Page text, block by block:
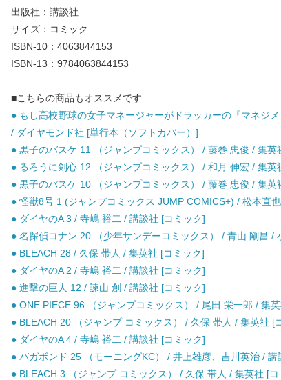
出版社：講談社
サイズ：コミック
ISBN-10：4063844153
ISBN-13：9784063844153
■こちらの商品もオススメです
● もし高校野球の女子マネージャーがドラッカーの『マネジ
/ ダイヤモンド社 [単行本（ソフトカバー）]
● 黒子のバスケ 11 （ジャンプコミックス） / 藤巻 忠俊 / 集英
● るろうに剣心 12 （ジャンプコミックス） / 和月 伸宏 / 集英
● 黒子のバスケ 10 （ジャンプコミックス） / 藤巻 忠俊 / 集英
● 怪獣8号 1 (ジャンプコミックス JUMP COMICS+) / 松本直
● ダイヤのA 3 / 寺嶋 裕二 / 講談社 [コミック]
● 名探偵コナン 20 （少年サンデーコミックス） / 青山 剛昌 /
● BLEACH 28 / 久保 帯人 / 集英社 [コミック]
● ダイヤのA 2 / 寺嶋 裕二 / 講談社 [コミック]
● 進撃の巨人 12 / 諫山 創 / 講談社 [コミック]
● ONE PIECE 96 （ジャンプコミックス） / 尾田 栄一郎 / 集
● BLEACH 20 （ジャンプ コミックス） / 久保 帯人 / 集英社 [
● ダイヤのA 4 / 寺嶋 裕二 / 講談社 [コミック]
● バガボンド 25 （モーニングKC） / 井上雄彦、吉川英治 / 講
● BLEACH 3 （ジャンプ コミックス） / 久保 帯人 / 集英社 [コ